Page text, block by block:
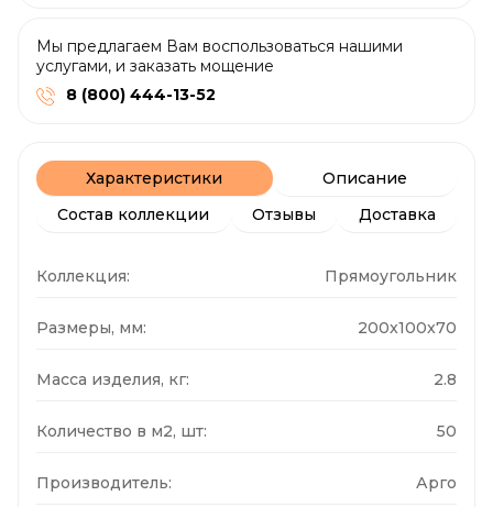
Мы предлагаем Вам воспользоваться нашими
услугами, и заказать мощение
8 (800) 444-13-52
Характеристики
Описание
Состав коллекции
Отзывы Доставка
Коллекция: Прямоугольник
Размеры, мм: 200x100x70
Масса изделия, кг: 2.8
Количество в м2, шт: 50
Производитель: Арго